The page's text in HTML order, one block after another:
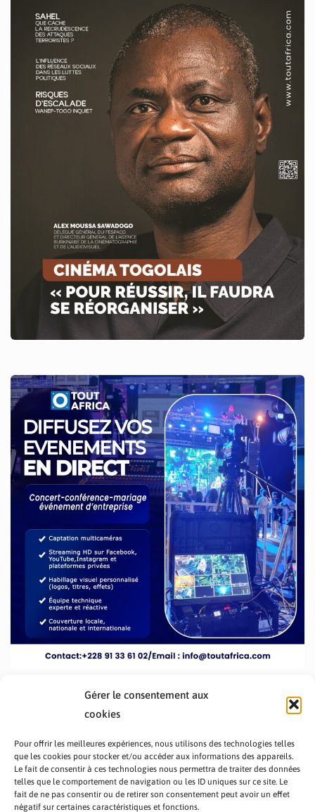
Gérer le consentement aux
cookies
Pour offrir les meilleures expériences, nous utilisons des technologies telles
que les cookies pour stocker et/ou accéder aux informations des appareils.
Le fait de consentir à ces technologies nous permettra de traiter des données
telles que le comportement de navigation ou les ID uniques sur ce site. Le
fait de ne pas consentir ou de retirer son consentement peut avoir un effet
négatif sur certaines caractéristiques et fonctions.
PRÉSENTATION TOUTAFRICA A PROPOS